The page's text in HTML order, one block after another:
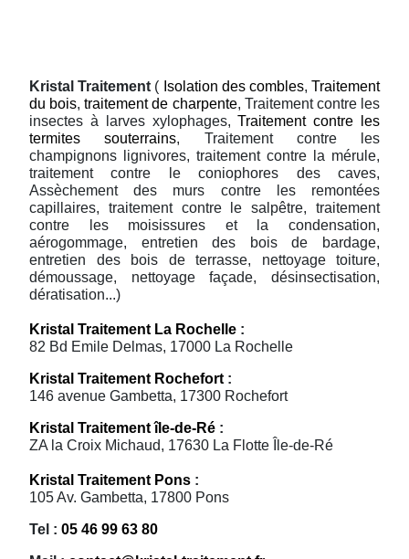
Kristal Traitement ( Isolation des combles,Traitement
du bois,traitement de charpente, Traitement contre les
insectes à larves xylophages,Traitement contre les
termites souterrains, Traitement contre les
champignons lignivores, traitement contre la mérule,
traitement contre le coniophores des caves,
Assèchement des murs contre les remontées
capillaires, traitement contre le salpêtre, traitement
contre les moisissures et la condensation,
aérogommage, entretien des bois de bardage,
entretien des bois de terrasse, nettoyage toiture,
démoussage, nettoyage façade, désinsectisation,
dératisation...)
Kristal Traitement La Rochelle :
82 Bd Emile Delmas, 17000 La Rochelle
Kristal Traitement Rochefort :
146 avenue Gambetta, 17300 Rochefort
Kristal Traitement île-de-Ré :
ZA la Croix Michaud, 17630 La Flotte Île-de-Ré
Kristal Traitement Pons :
105 Av. Gambetta, 17800 Pons
Tel : 05 46 99 63 80